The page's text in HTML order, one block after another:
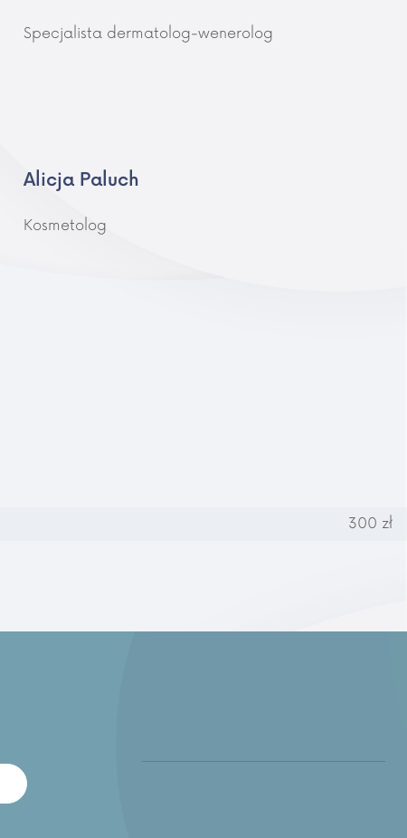
Specjalista dermatolog-wenerolog
Alicja Paluch
Kosmetolog
300 zł